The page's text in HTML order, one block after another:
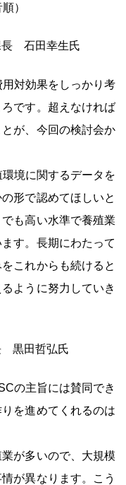
）
石田幸生氏
対効果をしっかり考
です。超えなければ
が、今回の検討会か
境に関するデータを
形で認めてほしいと
も高い水準で養殖業
す。長期にわたって
これからも続けると
ように努力していき
黒田哲弘氏
の主旨には賛同でき
を進めてくれるのは
が多いので、大規模
が異なります。こう